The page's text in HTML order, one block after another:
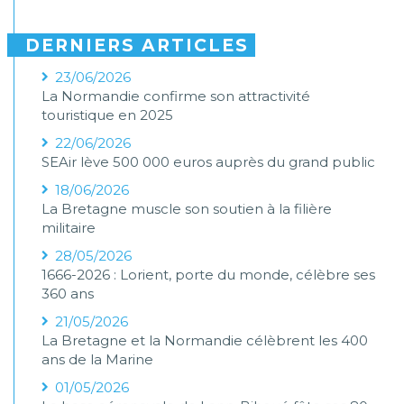
DERNIERS ARTICLES
23/06/2026
La Normandie confirme son attractivité
touristique en 2025
22/06/2026
SEAir lève 500 000 euros auprès du grand public
18/06/2026
La Bretagne muscle son soutien à la filière
militaire
28/05/2026
1666-2026 : Lorient, porte du monde, célèbre ses
360 ans
21/05/2026
La Bretagne et la Normandie célèbrent les 400
ans de la Marine
01/05/2026